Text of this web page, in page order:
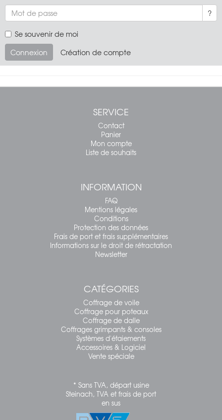
?
Se souvenir de moi
Connexion
Création de compte
SERVICE
Contact
Panier
Mon compte
Liste de souhaits
INFORMATION
FAQ
Mentions légales
Conditions
Protection des données
Frais de port et frais supplémentaires
Informations sur le droit de rétractation
Newsletter
CATÉGORIES
Coffrage de voile
Coffrage pour poteaux
Coffrage de dalle
Coffrages grimpants & consoles
Systèmes d'étaiements
Accessoires & Logiciel
Vente spéciale
* Sans TVA, départ usine
Steinach, TVA et frais de port
en sus